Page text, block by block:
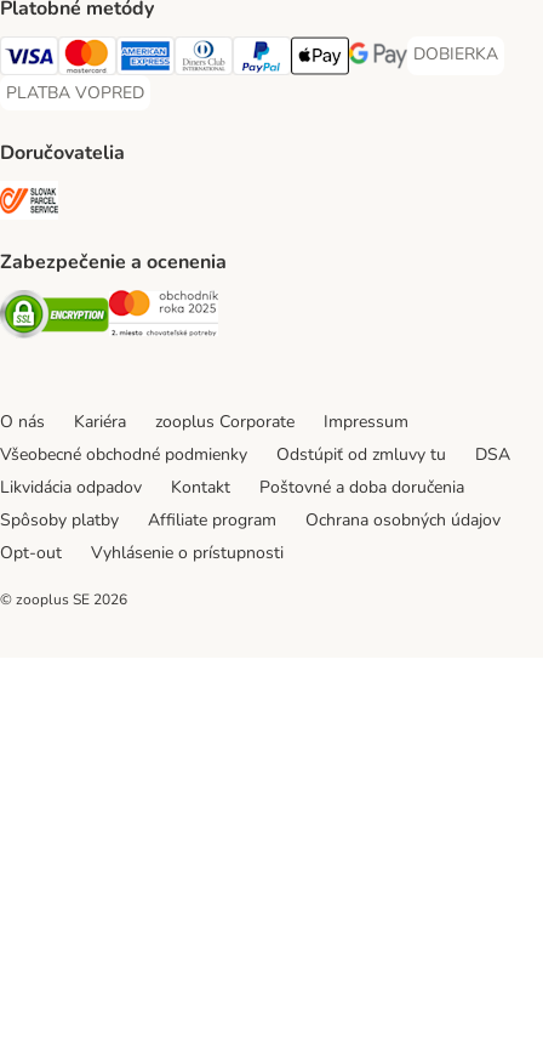
Platobné metódy
Visa Payment Method
Mastercard Payment Method
American Express Payment Method
Diners Club Payment Method
PayPal Payment Method
Apple Pay Payment Method
Google Pay Payment
DOBIERKA
DOBIERKA
PLATBA VOPRED
PLATBA VOPRED Payment Method
Doručovatelia
Zabezpečenie a ocenenia
Security Security
O nás Kariéra zooplus Corporate
Impressum
Všeobecné obchodné podmienky
Odstúpiť od zmluvy tu
DSA
Likvidácia odpadov
Kontakt
Poštovné a doba doručenia
Spôsoby platby
Affiliate program
Ochrana osobných údajov
Opt-out
Vyhlásenie o prístupnosti
© zooplus SE 2026